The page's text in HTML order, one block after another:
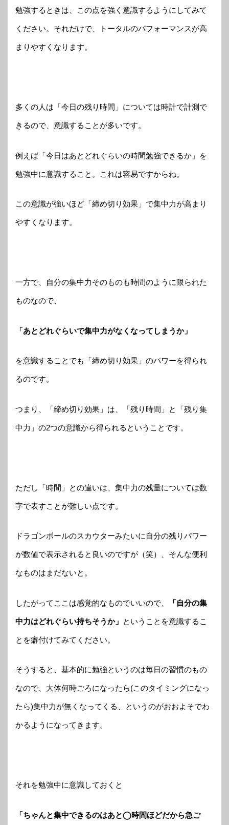
勉強するときは、この点を強く意識するようにしてみて
ください。それだけで、トータルのパフォーマンスが高
まりやすくなります。
多くの人は「今日の残り時間」については時計で計測で
きるので、意識することが多いです。
例えば「今日はあとどれぐらいの時間勉強できるか」を
勉強中に意識すること。これは容易ですからね。
この意識が強いほど「締め切り効果」で集中力が高まり
やすくなります。
一方で、自分の集中力そのものも時間のように限られた
ものなので、
「あとどれぐらいで集中力がなくなってしまうか」
を意識することでも「締め切り効果」のパワーを得られ
るのです。
つまり、「締め切り効果」は、「残り時間」と「残り集
中力」の2つの意識から得られるということです。
ただし「時間」との違いは、集中力の残量については数
字で表すことが難しい点です。
ドラゴンボールのスカウターみたいに自分の残りパワー
が数値で表示されると良いのですが（笑）、そんな便利
なものはまだないと。
したがってここは感覚的なものでいいので、 「自分の集
中力はどれぐらい持ちそうか」 ということを意識するこ
とを癖付けてみてください。
そうすると、基本的に勉強というのは毎日の習慣のもの
なので、大体何時ごろになったら(このタイミングになっ
たら)集中力が無くなってくる、というのがおおよそでわ
かるようになってきます。
それを勉強中に意識しておくと
「ちゃんと集中できるのはあと◯時間ほどだから急ご